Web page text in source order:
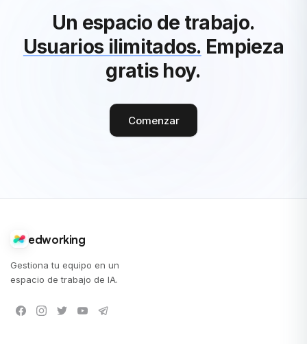
Un espacio de trabajo.
Usuarios ilimitados. Empieza
gratis hoy.
Comenzar
edworking
Gestiona tu equipo en un
espacio de trabajo de IA.